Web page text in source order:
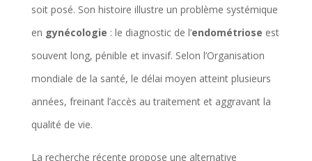
soit posé. Son histoire illustre un problème systémique
en gynécologie : le diagnostic de l’endométriose est
souvent long, pénible et invasif. Selon l’Organisation
mondiale de la santé, le délai moyen atteint plusieurs
années, freinant l’accès au traitement et aggravant la
qualité de vie.
La recherche récente propose une alternative